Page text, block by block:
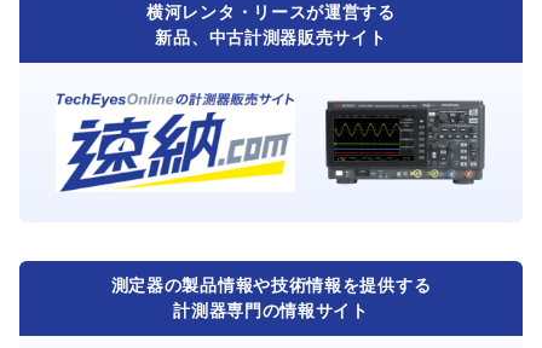
横河レンタ・リースが運営する
新品、中古計測器販売サイト
測定器の製品情報や技術情報を提供する
計測器専門の情報サイト